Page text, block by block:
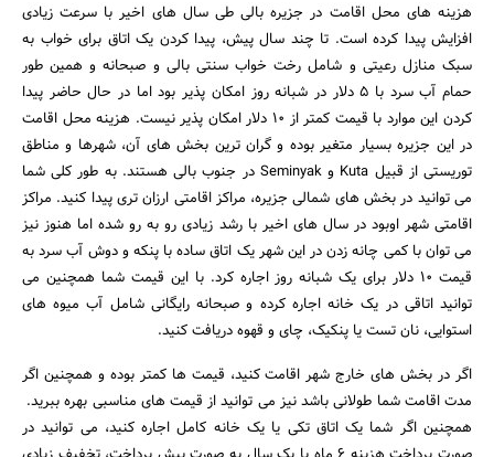
هزینه های محل اقامت در جزیره بالی طی سال های اخیر با سرعت زیادی
افزایش پیدا کرده است. تا چند سال پیش، پیدا کردن یک اتاق برای خواب به
سبک منازل رعیتی و شامل رخت خواب سنتی بالی و صبحانه و همین طور
حمام آب سرد با ۵ دلار در شبانه روز امکان پذیر بود اما در حال حاضر پیدا
کردن این موارد با قیمت کمتر از ۱۰ دلار امکان پذیر نیست. هزینه محل اقامت
در این جزیره بسیار متغیر بوده و گران ترین بخش های آن، شهرها و مناطق
توریستی از قبیل Kuta و Seminyak در جنوب بالی هستند. به طور کلی شما
می توانید در بخش های شمالی جزیره، مراکز اقامتی ارزان تری پیدا کنید. مراکز
اقامتی شهر اوبود در سال های اخیر با رشد زیادی رو به رو شده اما هنوز نیز
می توان با کمی چانه زدن در این شهر یک اتاق ساده با پنکه و دوش آب سرد به
قیمت ۱۰ دلار برای یک شبانه روز اجاره کرد. با این قیمت شما همچنین می
توانید اتاقی در یک خانه اجاره کرده و صبحانه رایگانی شامل آب میوه های
استوایی، نان تست یا پنکیک، چای و قهوه دریافت کنید.
اگر در بخش های خارج شهر اقامت کنید، قیمت ها کمتر بوده و همچنین اگر
مدت اقامت شما طولانی باشد نیز می توانید از قیمت های مناسبی بهره ببرید.
همچنین اگر شما یک اتاق تکی یا یک خانه کامل اجاره کنید، می توانید در